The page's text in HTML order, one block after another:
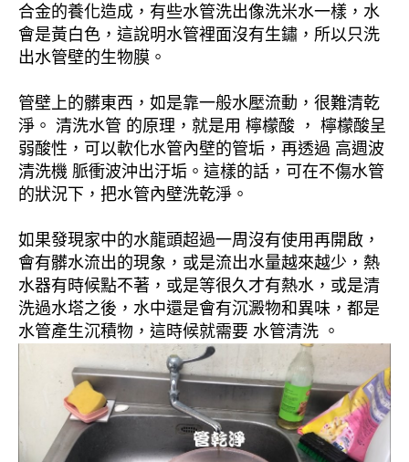
合金的養化造成，有些水管洗出像洗米水一樣，水
會是黃白色，這說明水管裡面沒有生鏽，所以只洗
出水管壁的生物膜。
管壁上的髒東西，如是靠一般水壓流動，很難清乾
淨。 清洗水管 的原理，就是用 檸檬酸 ， 檸檬酸呈
弱酸性，可以軟化水管內壁的管垢，再透過 高週波
清洗機 脈衝波沖出汙垢。這樣的話，可在不傷水管
的狀況下，把水管內壁洗乾淨。
如果發現家中的水龍頭超過一周沒有使用再開啟，
會有髒水流出的現象，或是流出水量越來越少，熱
水器有時候點不著，或是等很久才有熱水，或是清
洗過水塔之後，水中還是會有沉澱物和異味，都是
水管產生沉積物，這時候就需要 水管清洗 。